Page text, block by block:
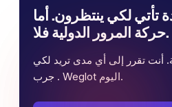
تأتي لكي ينتظرون. أما
حركة المرور الدولية فلا.
أنت تقرر إلى أي مدى تريد لكي
. جرب Weglot اليوم.